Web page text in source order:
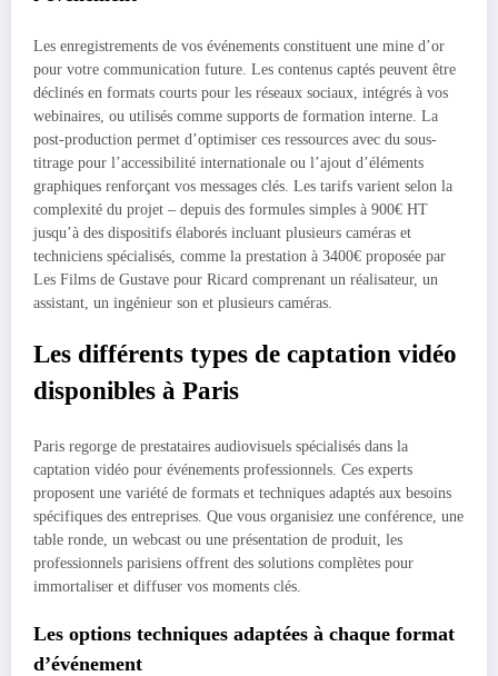
Les enregistrements de vos événements constituent une mine d’or
pour votre communication future. Les contenus captés peuvent être
déclinés en formats courts pour les réseaux sociaux, intégrés à vos
webinaires, ou utilisés comme supports de formation interne. La
post-production permet d’optimiser ces ressources avec du sous-
titrage pour l’accessibilité internationale ou l’ajout d’éléments
graphiques renforçant vos messages clés. Les tarifs varient selon la
complexité du projet – depuis des formules simples à 900€ HT
jusqu’à des dispositifs élaborés incluant plusieurs caméras et
techniciens spécialisés, comme la prestation à 3400€ proposée par
Les Films de Gustave pour Ricard comprenant un réalisateur, un
assistant, un ingénieur son et plusieurs caméras.
Les différents types de captation vidéo
disponibles à Paris
Paris regorge de prestataires audiovisuels spécialisés dans la
captation vidéo pour événements professionnels. Ces experts
proposent une variété de formats et techniques adaptés aux besoins
spécifiques des entreprises. Que vous organisiez une conférence, une
table ronde, un webcast ou une présentation de produit, les
professionnels parisiens offrent des solutions complètes pour
immortaliser et diffuser vos moments clés.
Les options techniques adaptées à chaque format
d’événement